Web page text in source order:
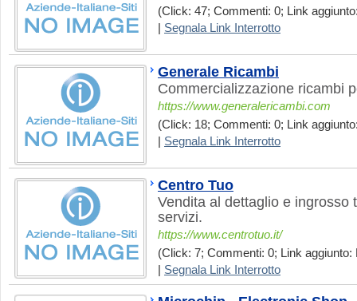
(Click: 47; Commenti: 0; Link
Segnala Link Interrotto
Generale Ricambi
Commercializzazione ricambi
https://www.generalericambi.com
(Click: 18; Commenti: 0; Link
Segnala Link Interrotto
Centro Tuo
Vendita al dettaglio e ingrosso
servizi.
https://www.centrotuo.it/
(Click: 7; Commenti: 0; Link aggiunto:
Segnala Link Interrotto